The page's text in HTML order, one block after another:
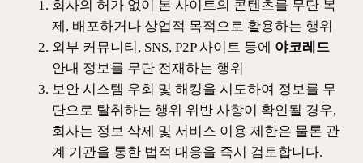
회사의 허가 없이 본 사이트의 콘텐츠를 무단 복
제, 배포하거나 상업적 목적으로 활용하는 행위
외부 커뮤니티, SNS, P2P 사이트 등에 야코레드
안내 정보를 무단 전재하는 행위
보안 시스템 우회 및 해킹을 시도하여 정보를 무
단으로 탈취하는 행위 위반 사항이 확인될 경우,
회사는 정보 삭제 및 서비스 이용 제한은 물론 관
계 기관을 통한 법적 대응을 즉시 검토합니다.